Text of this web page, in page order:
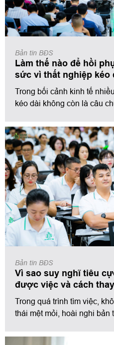
Bản tin BĐS
Làm thế nào để hồi
sức vì thất nghiệp kéo
Trong bối cảnh kinh tế
kéo dài không còn là câu
hưởng đến tài chính, tình
tinh thần – một trạng thái
hiểm, làm con người mất
bản thân và tương lai.
Bản tin BĐS
Vì sao suy nghĩ tiêu
được việc và cách
Trong quá trình tìm việc,
thái mệt mỏi, hoài nghi bản
khi gửi CV không được